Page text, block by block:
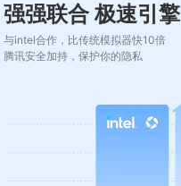
强强联合 极速引擎
与intel合作，比传统模拟器快10倍
腾讯安全加持，保护你的隐私